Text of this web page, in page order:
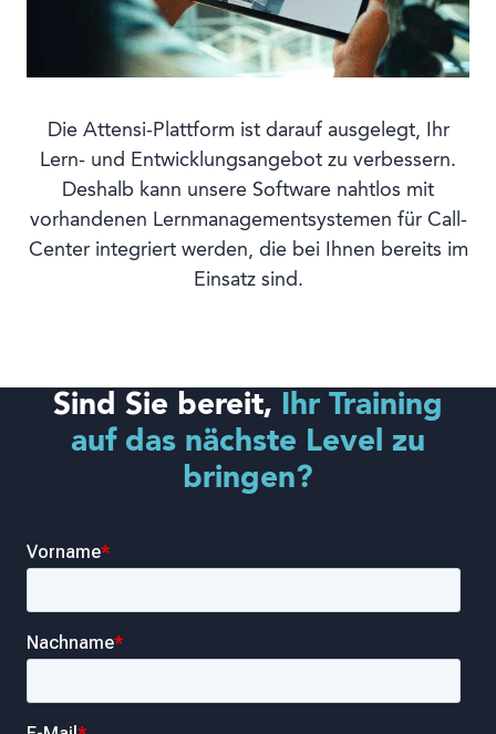
Die Attensi-Plattform ist darauf ausgelegt, Ihr
Lern- und Entwicklungsangebot zu verbessern.
Deshalb kann unsere Software nahtlos mit
vorhandenen Lernmanagementsystemen für Call-
Center integriert werden, die bei Ihnen bereits im
Einsatz sind.
Sind Sie bereit,
Ihr Training
auf das nächste Level zu
bringen?